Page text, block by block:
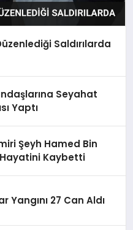
Saldırılarda
Seyahat
Yaptı
Şeyh Hamed Bin
Kaybetti
Yangını 27 Can Aldı